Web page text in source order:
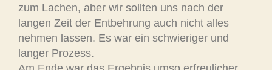
zum Lachen, aber wir sollten uns nach der
langen Zeit der Entbehrung auch nicht alles
nehmen lassen. Es war ein schwieriger und
langer Prozess.